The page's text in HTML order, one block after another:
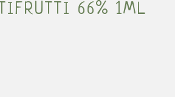
66% 1ML